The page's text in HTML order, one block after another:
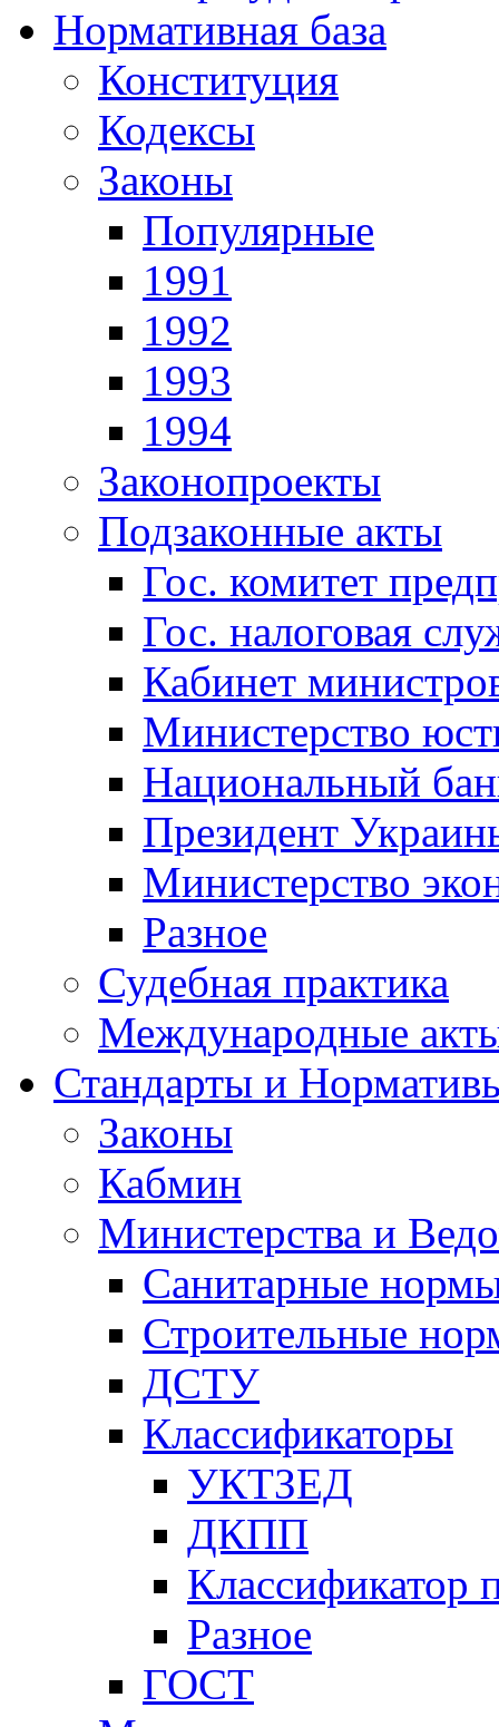
Нормативная база
Конституция
Кодексы
Законы
Популярные
1991
1992
1993
1994
Законопроекты
Подзаконные акты
Гос. комитет
Гос. налоговая
Кабинет
Министерство
Национальный
Президент
Министерство
Разное
Судебная практика
Международные
Стандарты и
Законы
Кабмин
Министерства и
Санитарные
Строительные
ДСТУ
Классификаторы
УКТЗЕД
ДКПП
Классификатор
Разное
ГОСТ